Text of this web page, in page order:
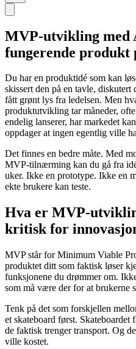
MVP-utvikling med
fungerende produkt
Du har en produktidé som kan
skissert den på en tavle,
fått grønt lys fra ledelsen. Men
produktutvikling tar måneder,
endelig lanserer, har markedet
oppdager at ingen egentlig ville
Det finnes en bedre måte. Med
MVP-tilnærming kan du gå fra
uker. Ikke en prototype. Ikke en
ekte brukere kan teste.
Hva er MVP-
kritisk for
MVP står for Minimum Viable
produktet ditt som faktisk løser
funksjonene du drømmer om.
som må være der for at brukerne
Tenk på det som forskjellen
et skateboard først.
de faktisk trenger transport. Og
ville kostet.